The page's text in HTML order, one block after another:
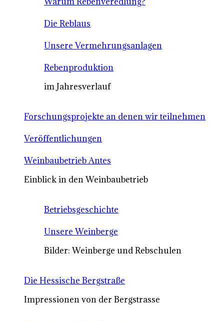
Die Reblaus
Unsere Vermehrungsanlagen
Rebenproduktion
im Jahresverlauf
Forschungsprojekte an denen wir teilnehmen
Veröffentlichungen
Weinbaubetrieb Antes
Einblick in den Weinbaubetrieb
Betriebsgeschichte
Unsere Weinberge
Bilder: Weinberge und Rebschulen
Die Hessische Bergstraße
Impressionen von der Bergstrasse